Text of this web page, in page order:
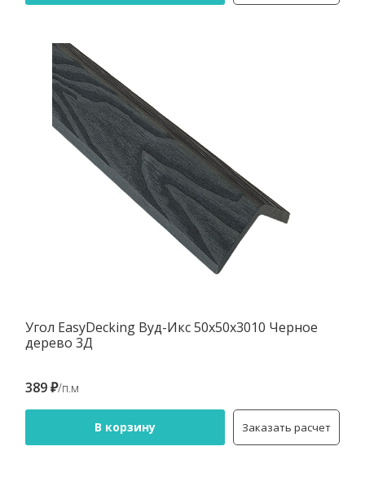
Угол EasyDecking Вуд-Икс 50х50х3010 Черное
дерево 3Д
389 ₽/п.м
В корзину Заказать расчет